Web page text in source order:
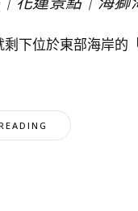
下位於東部海岸的